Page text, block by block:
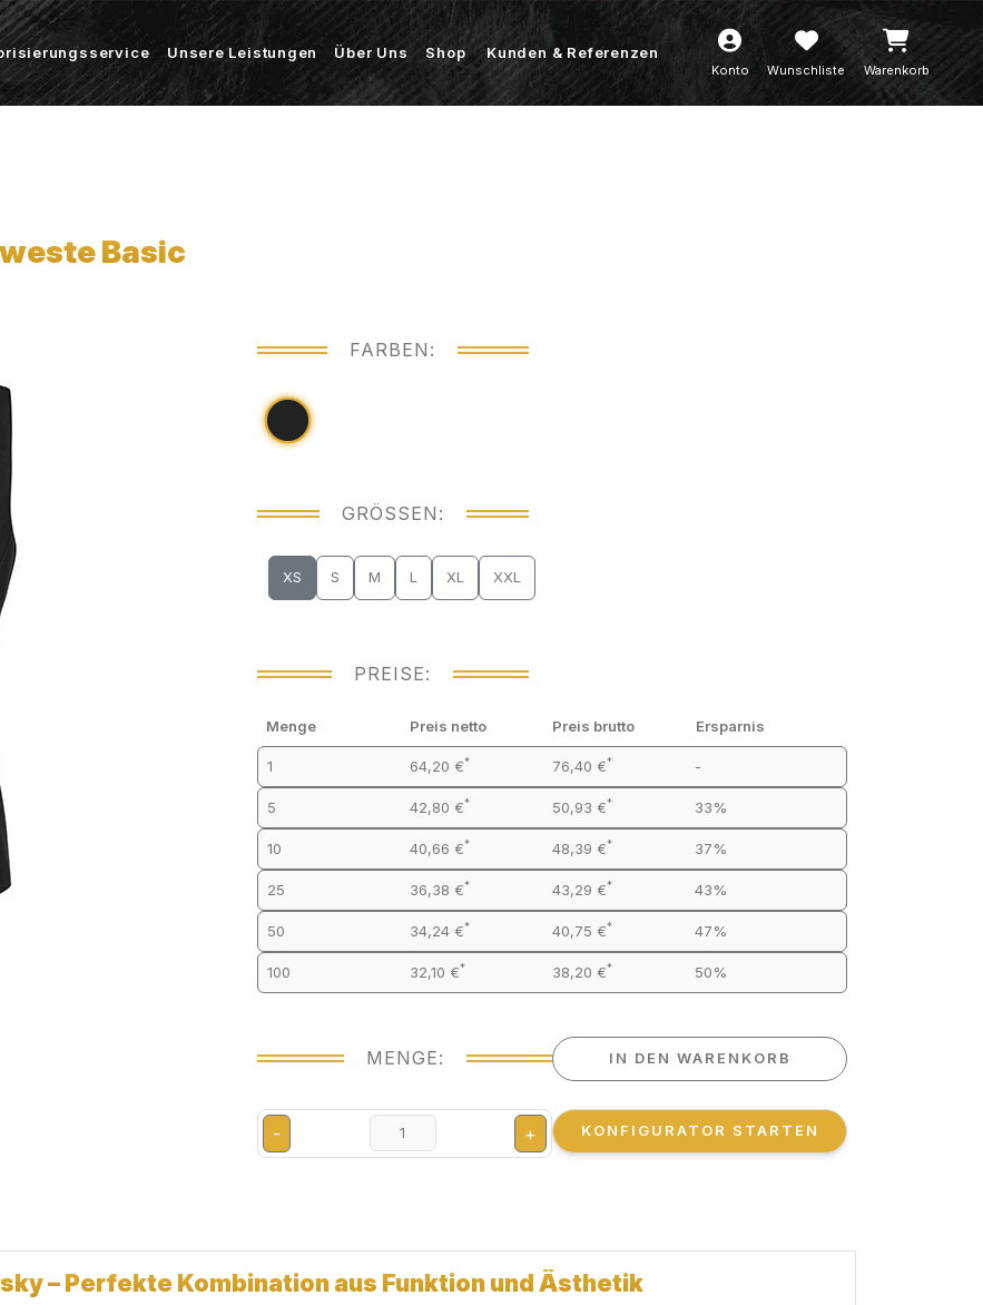
Unsere Leistungen Über Uns Shop Kunden & Referenzen
Konto Wunschliste Warenkorb
Basic
FARBEN:
GRÖSSEN:
XS S M L XL XXL
PREISE:
Menge Preis netto Preis brutto Ersparnis
1 64,20 €* 76,40 €* -
5 42,80 €* 50,93 €* 33%
10 40,66 €* 48,39 €* 37%
25 36,38 €* 43,29 €* 43%
50 34,24 €* 40,75 €* 47%
100 32,10 €* 38,20 €* 50%
MENGE:
- +
IN DEN WARENKORB
KONFIGURATOR STARTEN
– Perfekte Kombination aus Funktion und Ästhetik